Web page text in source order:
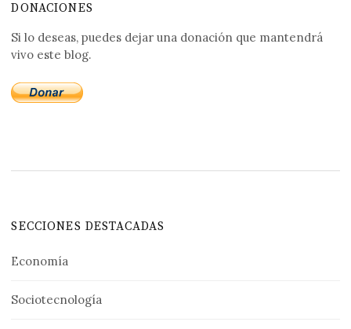
DONACIONES
Si lo deseas, puedes dejar una donación que mantendrá
vivo este blog.
SECCIONES DESTACADAS
Economía
Sociotecnología